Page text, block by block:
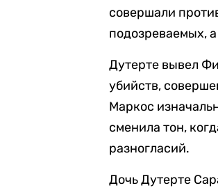
совершали
подозреваемых,
Дутерте вывел
убийств,
Маркос
сменила тон,
разногласий.
Дочь Дутерте